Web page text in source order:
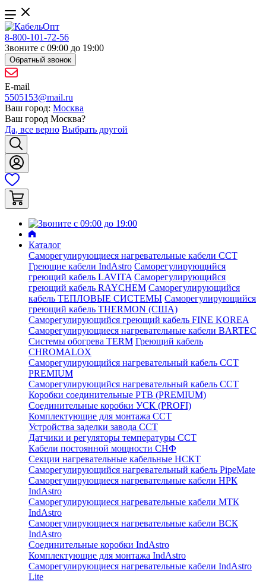
8-800-101-72-56
Звоните с 09:00 до 19:00
Обратный звонок
E-mail
5505153@mail.ru
Ваш город: Москва
Ваш город Москва?
Да, все верно Выбрать другой
Каталог
Саморегулирующиеся нагревательные кабели ССТ
Греющие кабели IndAstro Саморегулирующийся
греющий кабель LAVITA Саморегулирующийся
греющий кабель RAYCHEM Саморегулирующийся
кабель ТЕПЛОВЫЕ СИСТЕМЫ Саморегулирующийся
греющий кабель THERMON (США)
Саморегулирующийся греющий кабель FINE KOREA
Саморегулирующиеся нагревательные кабели BARTEC
Системы обогрева TERM Греющий кабель
CHROMALOX
Саморегулирующийся нагревательный кабель ССТ
PREMIUM
Саморегулирующийся нагревательный кабель ССТ
Коробки соединительные РТВ (PREMIUM)
Соединительные коробки УСК (PROFI)
Комплектующие для монтажа ССТ
Устройства заделки завода ССТ
Датчики и регуляторы температуры ССТ
Кабели постоянной мощности СНФ
Секции нагревательные кабельные НСКТ
Саморегулирующийся нагревательный кабель PipeMate
Саморегулирующиеся нагревательные кабели НРК
IndAstro
Саморегулирующиеся нагревательные кабели МТК
IndAstro
Саморегулирующиеся нагревательные кабели ВСК
IndAstro
Соединительные коробки IndAstro
Комплектующие для монтажа IndAstro
Саморегулирующиеся нагревательные кабели IndAstro
Lite